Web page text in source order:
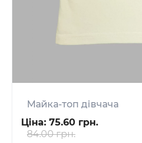
Майка-топ дівчача
Ціна: 75.60 грн.
84.00 грн.